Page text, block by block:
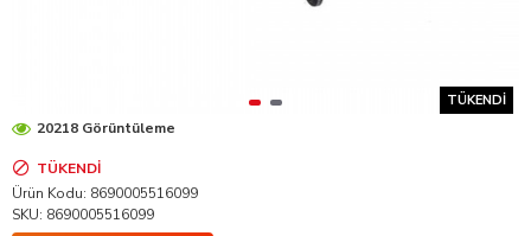
TÜKENDI
TÜKENDI
Ürün Kodu: 8690005516099
SKU: 8690005516099
20218 Görüntüleme